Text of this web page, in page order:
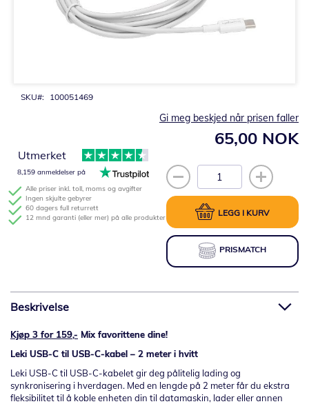
SKU 100051469
65,00 NOK
Gi meg beskjed når prisen faller
LEGG I KURV
PRISMATCH
Alle priser inkl. toll, moms og avgifter
Ingen skjulte gebyrer
60 dagers full returrett
12 mnd garanti (eller mer) på alle produkter
Utmerket
8,159 anmeldelser på
Beskrivelse
Kjøp 3 for 159,- Mix favorittene dine!
Leki USB-C til USB-C-kabel – 2 meter i hvitt
Leki USB-C til USB-C-kabelet gir deg pålitelig lading og
synkronisering i hverdagen. Med en lengde på 2 meter får du ekstra
fleksibilitet til å koble enheten din til datamaskin, lader eller annen